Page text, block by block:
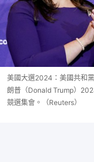
美國大選2024：美國共和
朗普（Donald Trump）
競選集會。（Reuters）